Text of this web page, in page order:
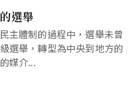
選舉
主體制的過程中，選舉未曾
選舉，轉型為中央到地方的
媒介...